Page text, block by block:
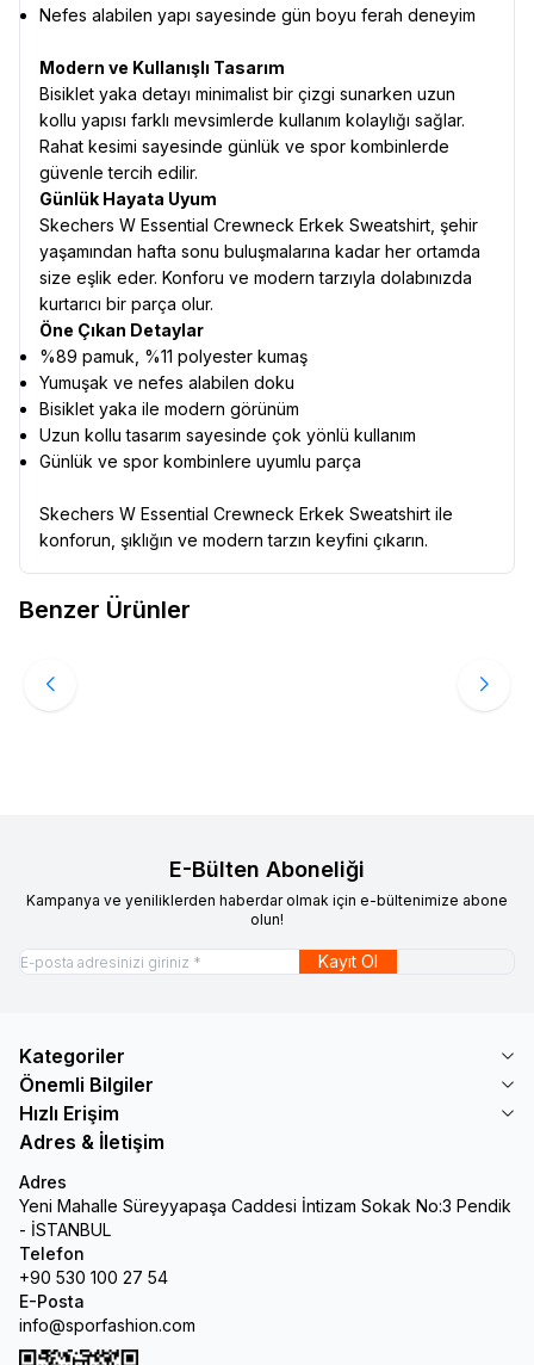
Nefes alabilen yapı sayesinde gün boyu ferah deneyim
Modern ve Kullanışlı Tasarım
Bisiklet yaka detayı minimalist bir çizgi sunarken uzun
kollu yapısı farklı mevsimlerde kullanım kolaylığı sağlar.
Rahat kesimi sayesinde günlük ve spor kombinlerde
güvenle tercih edilir.
Günlük Hayata Uyum
Skechers W Essential Crewneck Erkek Sweatshirt, şehir
yaşamından hafta sonu buluşmalarına kadar her ortamda
size eşlik eder. Konforu ve modern tarzıyla dolabınızda
kurtarıcı bir parça olur.
Öne Çıkan Detaylar
%89 pamuk, %11 polyester kumaş
Yumuşak ve nefes alabilen doku
Bisiklet yaka ile modern görünüm
Uzun kollu tasarım sayesinde çok yönlü kullanım
Günlük ve spor kombinlere uyumlu parça
Skechers W Essential Crewneck Erkek Sweatshirt ile
konforun, şıklığın ve modern tarzın keyfini çıkarın.
Tedarikçi Ürün Kodu
Benzer Ürünler
Favorilere Ekle
3.199,00
E-Bülten Aboneliği
Kampanya ve yeniliklerden haberdar olmak için e-bültenimize abone
olun!
Kayıt Ol
Kategoriler
Önemli Bilgiler
Hızlı Erişim
Adres & İletişim
Adres
Yeni Mahalle Süreyyapaşa Caddesi İntizam Sokak No:3 Pendik
- İSTANBUL
Telefon
+90 530 100 27 54
E-Posta
info@sporfashion.com